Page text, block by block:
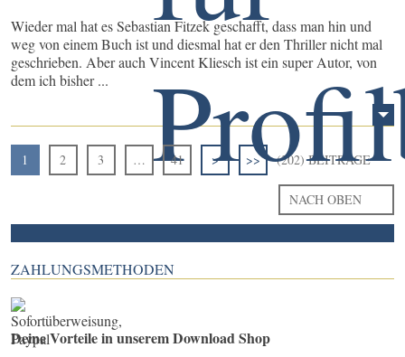
Wieder mal hat es Sebastian Fitzek geschafft, dass man hin und
weg von einem Buch ist und diesmal hat er den Thriller nicht mal
geschrieben. Aber auch Vincent Kliesch ist ein super Autor, von
dem ich bisher ...
1 2 3 … 41 > >> (202) BEITRÄGE
NACH OBEN
ZAHLUNGSMETHODEN
Deine Vorteile in unserem Download Shop